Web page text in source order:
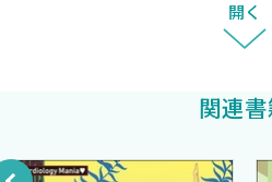
1 CCUにおける心不全の栄養管理
2 CCUにおける経腸栄養（アクセ
3 CCUにおける静脈栄養（アクセ
4 CCUにおけるせん妄予防の重
開く
関連書